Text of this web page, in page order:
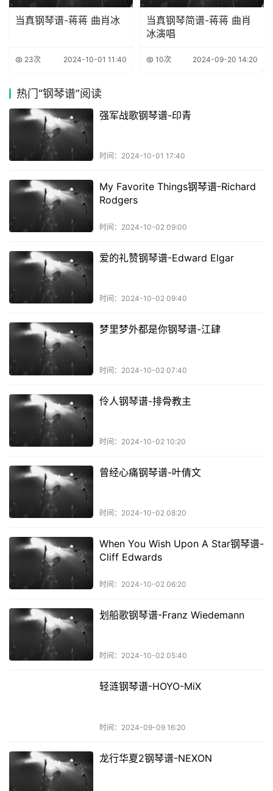
当真钢琴谱-蒋蒋 曲肖冰
23次 2024-10-01 11:40
当真钢琴简谱-蒋蒋 曲肖
冰演唱
10次 2024-09-20 14:20
热门“钢琴谱”阅读
强军战歌钢琴谱-印青
时间：2024-10-01 17:40
My Favorite Things钢琴谱-Richard
Rodgers
时间：2024-10-02 09:00
爱的礼赞钢琴谱-Edward Elgar
时间：2024-10-02 09:40
梦里梦外都是你钢琴谱-江肆
时间：2024-10-02 07:40
伶人钢琴谱-排骨教主
时间：2024-10-02 10:20
曾经心痛钢琴谱-叶倩文
时间：2024-10-02 08:20
When You Wish Upon A Star钢琴谱-
Cliff Edwards
时间：2024-10-02 06:20
划船歌钢琴谱-Franz Wiedemann
时间：2024-10-02 05:40
轻涟钢琴谱-HOYO-MiX
时间：2024-09-09 16:20
龙行华夏2钢琴谱-NEXON